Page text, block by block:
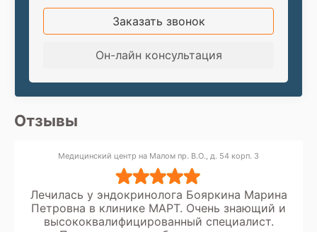
Заказать звонок
Он-лайн консультация
Отзывы
Медицинский центр на Малом пр. В.О., д. 54 корп. 3
Лечилась у эндокринолога Бояркина Марина
Петровна в клинике МАРТ. Очень знающий и
высококвалифицированный специалист.